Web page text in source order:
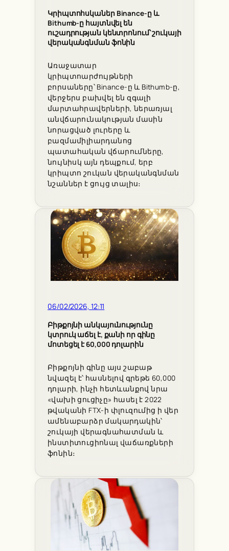
Կրիպտոհսկաներ Binance-ը և
Bithumb-ը հայտնվել են
ուշադրության կենտրոնում՝ շուկայի
վերականգնման ֆոնին
Առաջատար
կրիպտոարժույթների
բորսաները՝ Binance-ը և Bithumb-ը,
վերջերս բախվել են զգալի
մարտահրավերների, ներառյալ
անվճարունակության մասին
նորացված լուրերը և
բազմամիլիարդանոց
պատահական վճարումները,
նույնիսկ այն դեպքում, երբ
կրիպտո շուկան վերականգնման
նշաններ է ցույց տալիս։
06/02/2026, 12:11
Բիթքոյնի անկայունությունը
կտրուկ աճել է, քանի որ գինը
մոտեցել է 60,000 դոլարին
Բիթքոյնի գինը այս շաբաթ
նվազել է՝ հասնելով գրեթե 60,000
դոլարի, ինչի հետևանքով նրա
«վախի ցուցիչը» հասել է 2022
թվականի FTX-ի փլուզումից ի վեր
ամենաբարձր մակարդակին՝
շուկայի վերագնահատման և
ինստիտուցիոնալ վաճառքների
ֆոնին։